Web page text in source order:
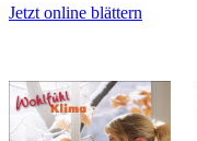
Jetzt online blättern